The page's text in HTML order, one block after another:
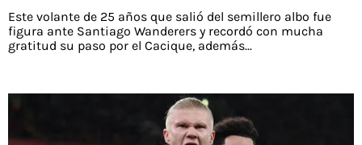
ENTREVISTAS
Ad Choices
RedGol, al igual que Futbol Sites, es una
Este volante de 25 años que salió del semillero albo fue
figura ante Santiago Wanderers y recordó con mucha
gratitud su paso por el Cacique, además...